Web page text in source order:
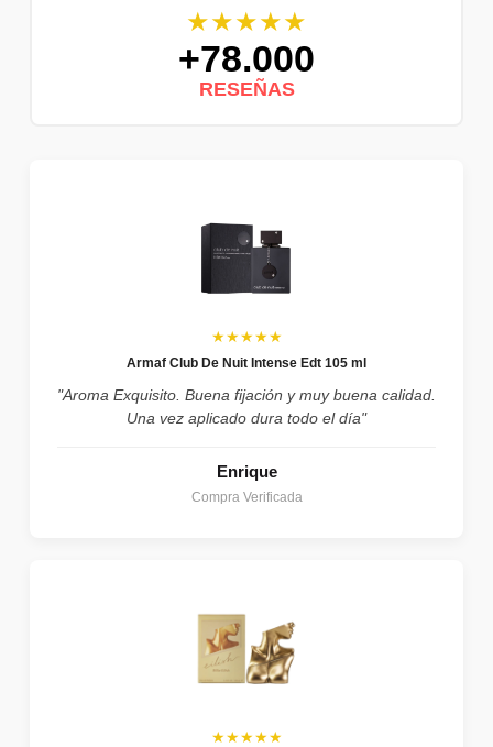
★★★★★
+78.000
RESEÑAS
★★★★★
Armaf Club De Nuit Intense Edt 105 ml
"Aroma Exquisito. Buena fijación y muy buena calidad.
Una vez aplicado dura todo el día"
Enrique
Compra Verificada
★★★★★